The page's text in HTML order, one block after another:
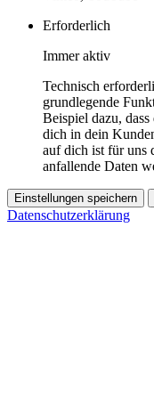
Erforderlich
Immer aktiv
Technisch
grundlegende
Beispiel dazu,
dich in dein
auf dich ist für uns
anfallende Daten
Einstellungen speichern
Datenschutzerklärung